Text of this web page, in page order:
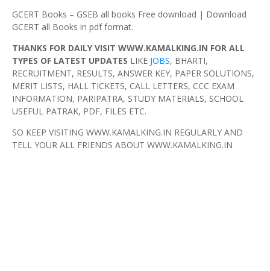
GCERT Books – GSEB all books Free download | Download
GCERT all Books in pdf format.
THANKS FOR DAILY VISIT WWW.KAMALKING.IN FOR ALL
TYPES OF LATEST UPDATES LIKE JOBS, BHARTI,
RECRUITMENT, RESULTS, ANSWER KEY, PAPER SOLUTIONS,
MERIT LISTS, HALL TICKETS, CALL LETTERS, CCC EXAM
INFORMATION, PARIPATRA, STUDY MATERIALS, SCHOOL
USEFUL PATRAK, PDF, FILES ETC.
SO KEEP VISITING WWW.KAMALKING.IN REGULARLY AND
TELL YOUR ALL FRIENDS ABOUT WWW.KAMALKING.IN